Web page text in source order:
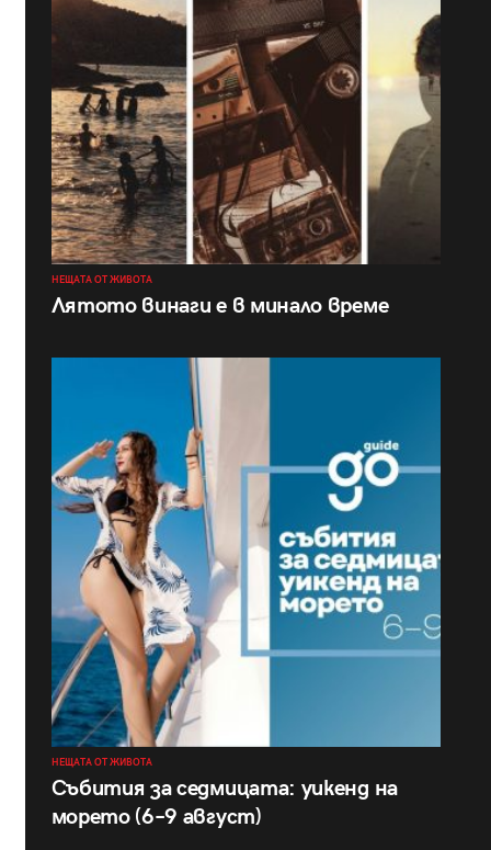
НЕЩАТА ОТ ЖИВОТА
Лятото винаги е в минало време
НЕЩАТА ОТ ЖИВОТА
Събития за седмицата: уикенд на
морето (6–9 август)